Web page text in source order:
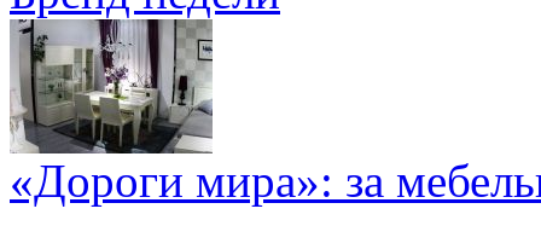
«Дороги мира»: за